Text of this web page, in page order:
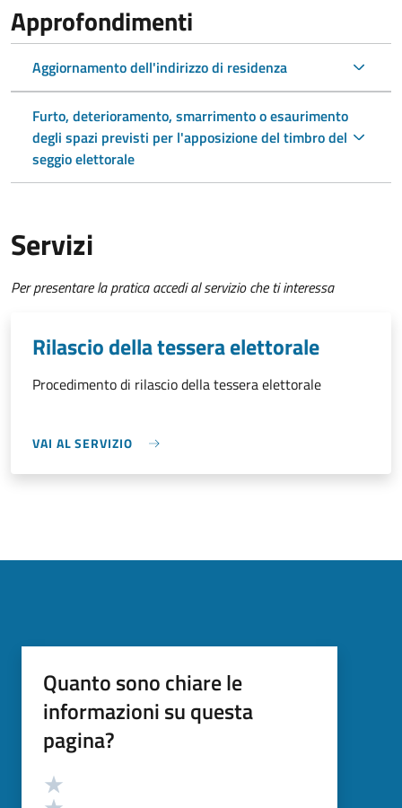
Approfondimenti
Aggiornamento dell'indirizzo di residenza
Furto, deterioramento, smarrimento o esaurimento
degli spazi previsti per l'apposizione del timbro del
seggio elettorale
Servizi
Per presentare la pratica accedi al servizio che ti interessa
Rilascio della tessera elettorale
Procedimento di rilascio della tessera elettorale
VAI AL SERVIZIO
Quanto sono chiare le
informazioni su questa
pagina?
Valutazione